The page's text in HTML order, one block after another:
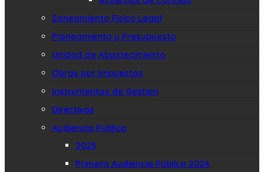
Saneamiento Fisico Legal
Planeamiento y Presupuesto
Unidad de Abastecimiento
Obras por Impuestos
Instrumentos de Gestion
Directivas
Audiencia Publica
2025
Primera Audiencia Pública 2024